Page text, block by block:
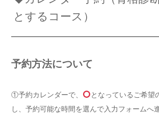
とするコース）
予約方法について
①予約カレンダーで、
となっているご希望
し、予約可能な時間を選んで入力フォームへ